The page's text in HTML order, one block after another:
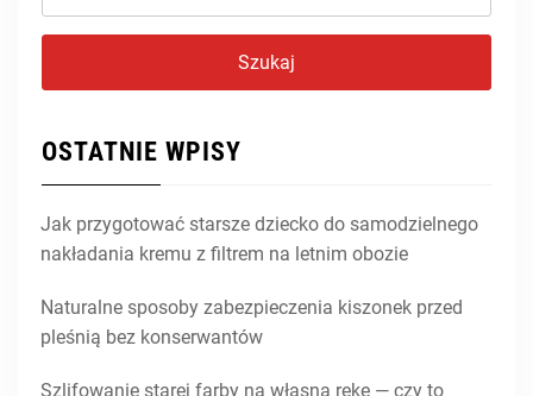
OSTATNIE WPISY
Jak przygotować starsze dziecko do samodzielnego
nakładania kremu z filtrem na letnim obozie
Naturalne sposoby zabezpieczenia kiszonek przed
pleśnią bez konserwantów
Szlifowanie starej farby na własną rękę — czy to